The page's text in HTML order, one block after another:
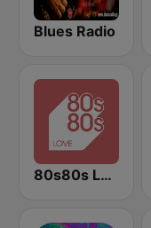
Blues Radio
80s80s LOVE